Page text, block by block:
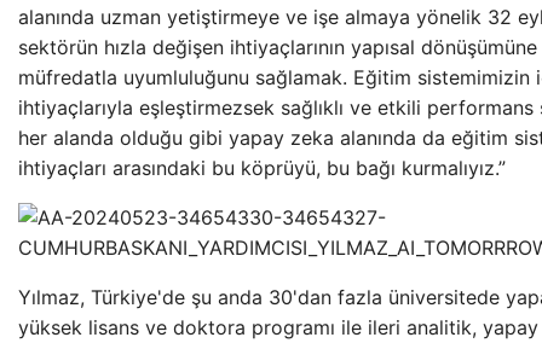
alanında uzman yetiştirmeye ve işe almaya yönelik 32
sektörün hızla değişen ihtiyaçlarının yapısal
müfredatla uyumluluğunu sağlamak. Eğitim sistemimizin
ihtiyaçlarıyla eşleştirmezsek sağlıklı ve etkili performans
her alanda olduğu gibi yapay zeka alanında da eğitim
ihtiyaçları arasındaki bu köprüyü, bu bağı kurmalıyız.”
Yılmaz, Türkiye'de şu anda 30'dan fazla üniversitede
yüksek lisans ve doktora programı ile ileri analitik,